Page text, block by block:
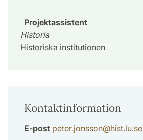
Projektassistent
Historia
Historiska institutionen
Kontaktinformation
E-post peter.jonsson@hist.lu.se